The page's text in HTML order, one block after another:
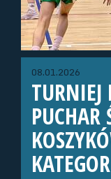
08.01.2026
TURNIEJ
PUCHAR